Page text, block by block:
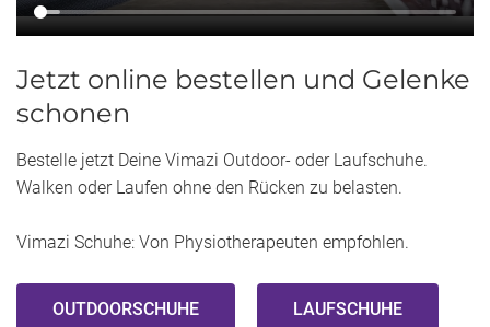
Jetzt online bestellen und Gelenke
schonen
Bestelle jetzt Deine Vimazi Outdoor- oder Laufschuhe.
Walken oder Laufen ohne den Rücken zu belasten.
Vimazi Schuhe: Von Physiotherapeuten empfohlen.
OUTDOORSCHUHE LAUFSCHUHE